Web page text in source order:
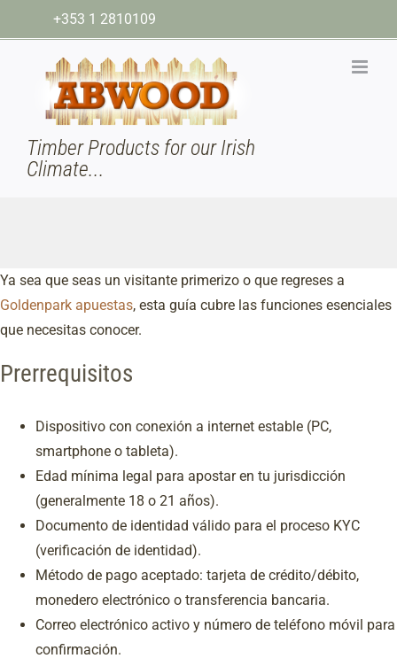
to
+353 1 2810109
Timber Products for our Irish
Climate...
Ya sea que seas un visitante primerizo o que regreses a
Goldenpark apuestas, esta guía cubre las funciones esenciales
que necesitas conocer.
Prerrequisitos
Dispositivo con conexión a internet estable (PC,
smartphone o tableta).
Edad mínima legal para apostar en tu jurisdicción
(generalmente 18 o 21 años).
Documento de identidad válido para el proceso KYC
(verificación de identidad).
Método de pago aceptado: tarjeta de crédito/débito,
monedero electrónico o transferencia bancaria.
Correo electrónico activo y número de teléfono móvil para
confirmación.